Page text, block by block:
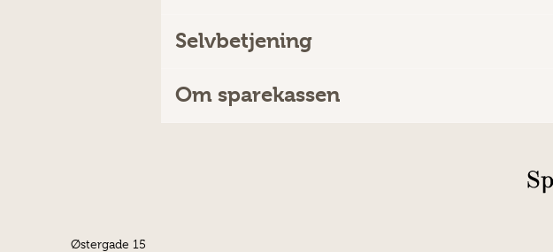
Selvbetjening
Om sparekassen
Østergade 15